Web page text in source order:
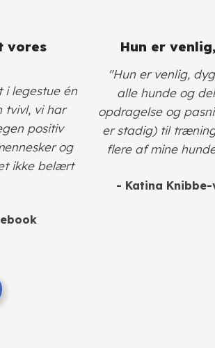
vores
legestue én
tvivl, vi har
positiv
og
ikke belært
Hun er
"Hun er venlig,
alle hunde og
opdragelse og
er stadig) til
flere af mine
- Katina